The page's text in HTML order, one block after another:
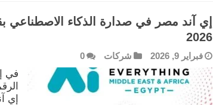
2026
فبراير 9, 2026 شركات 0
في
إي